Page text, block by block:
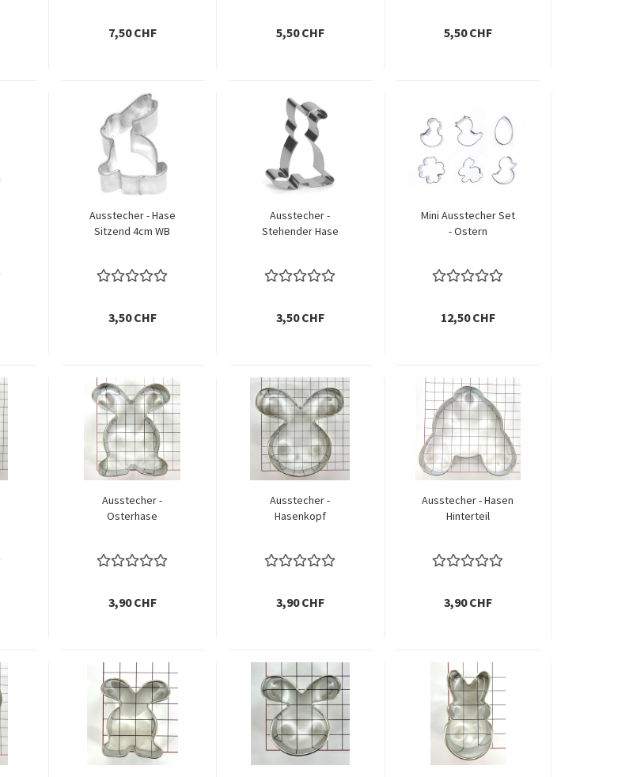
7,50 CHF 5,50 CHF 5,50 CHF
Ausstecher - Hase
Sitzend 4cm WB
3,50 CHF
Ausstecher -
Stehender Hase
3,50 CHF
Mini Ausstecher Set
- Ostern
12,50 CHF
Ausstecher -
Osterhase
3,90 CHF
Ausstecher -
Hasenkopf
3,90 CHF
Ausstecher - Hasen
Hinterteil
3,90 CHF